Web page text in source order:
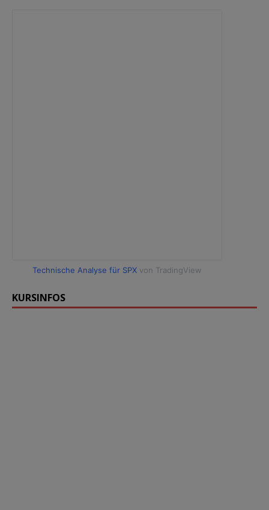
Technische Analyse für SPX von TradingView
KURSINFOS